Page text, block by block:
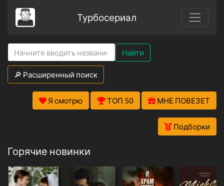
Турбосериал
Найти
🔎 Расширенный поиск
Я смотрю ТОП 50 МНЕ ПОВЕЗЕТ
Подборки
Горячие новинки